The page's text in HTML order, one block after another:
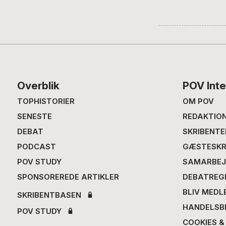
Footer
Overblik
TOPHISTORIER
SENESTE
DEBAT
PODCAST
POV STUDY
SPONSOREREDE ARTIKLER
SKRIBENTBASEN
POV STUDY
POV
OM POV
BLIV
COOKIES